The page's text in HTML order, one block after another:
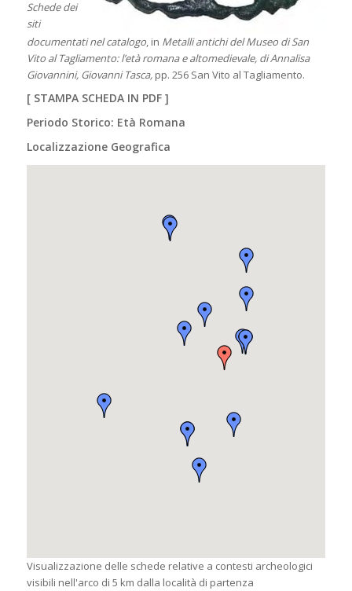
Schede dei
siti
documentati nel catalogo, in Metalli antichi del Museo di San
Vito al Tagliamento: l’età romana e altomedievale, di Annalisa
Giovannini, Giovanni Tasca,pp. 256 San Vito al Tagliamento.
[ STAMPA SCHEDA IN PDF]
Periodo Storico: Età Romana
Localizzazione Geografica
Visualizzazione delle schede relative a contesti archeologici
visibili nell'arco di 5 km dalla località di partenza